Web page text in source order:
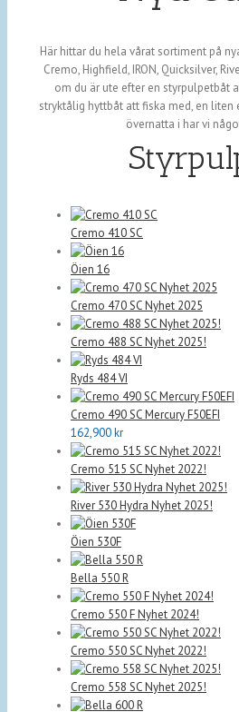
Här hittar du hela vårat sortiment på
Cremo, Highfield, IRON, Quicksilver,
om du är ute efter en styrpulpetbåt
stryktålig hyttbåt att fiska med, en liten
övernatta i har vi
Cremo 410 SC
Öien 16
Cremo 470 SC Nyhet 2025
Cremo 488 SC Nyhet 2025!
Ryds 484 VI
Cremo 490 SC Mercury F50EFI
162,900kr
Cremo 515 SC Nyhet 2022!
River 530 Hydra Nyhet 2025!
Öien 530F
Bella 550 R
Cremo 550 F Nyhet 2024!
Cremo 550 SC Nyhet 2022!
Cremo 558 SC Nyhet 2025!